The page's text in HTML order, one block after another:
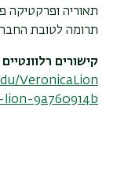
תאוריה ופרקטיקה
תרומה לטובת
קישורים
VeronicaLion
9a760914b/